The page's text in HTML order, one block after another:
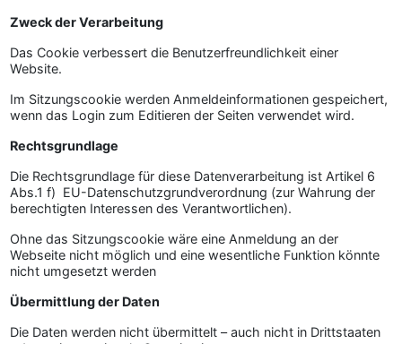
Zweck der Verarbeitung
Das Cookie verbessert die Benutzerfreundlichkeit einer
Website.
Im Sitzungscookie werden Anmeldeinformationen gespeichert,
wenn das Login zum Editieren der Seiten verwendet wird.
Rechtsgrundlage
Die Rechtsgrundlage für diese Datenverarbeitung ist Artikel 6
Abs.1 f) EU-Datenschutzgrundverordnung (zur Wahrung der
berechtigten Interessen des Verantwortlichen).
Ohne das Sitzungscookie wäre eine Anmeldung an der
Webseite nicht möglich und eine wesentliche Funktion könnte
nicht umgesetzt werden
Übermittlung der Daten
Die Daten werden nicht übermittelt – auch nicht in Drittstaaten